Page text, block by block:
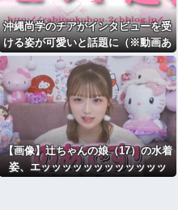
沖縄尚学のチアがインタビューを受
ける姿が可愛いと話題に（※動画あ
り）
【画像】辻ちゃんの娘（17）の水着
姿、エッッッッッッッッッッッッ